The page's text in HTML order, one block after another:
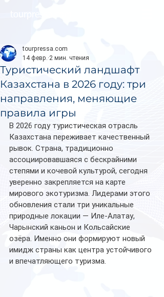
Туристический ландшафт
Казахстана в 2026 году: три
направления, меняющие
правила игры
tourpressa.com
14 февр. 2 мин. чтения
В 2026 году туристическая отрасль
Казахстана переживает качественный
рывок. Страна, традиционно
ассоциировавшаяся с бескрайними
степями и кочевой культурой, сегодня
уверенно закрепляется на карте
мирового экотуризма. Лидерами этого
обновления стали три уникальные
природные локации — Иле-Алатау,
Чарынский каньон и Кольсайские
озёра. Именно они формируют новый
имидж страны как центра устойчивого
и впечатляющего туризма.